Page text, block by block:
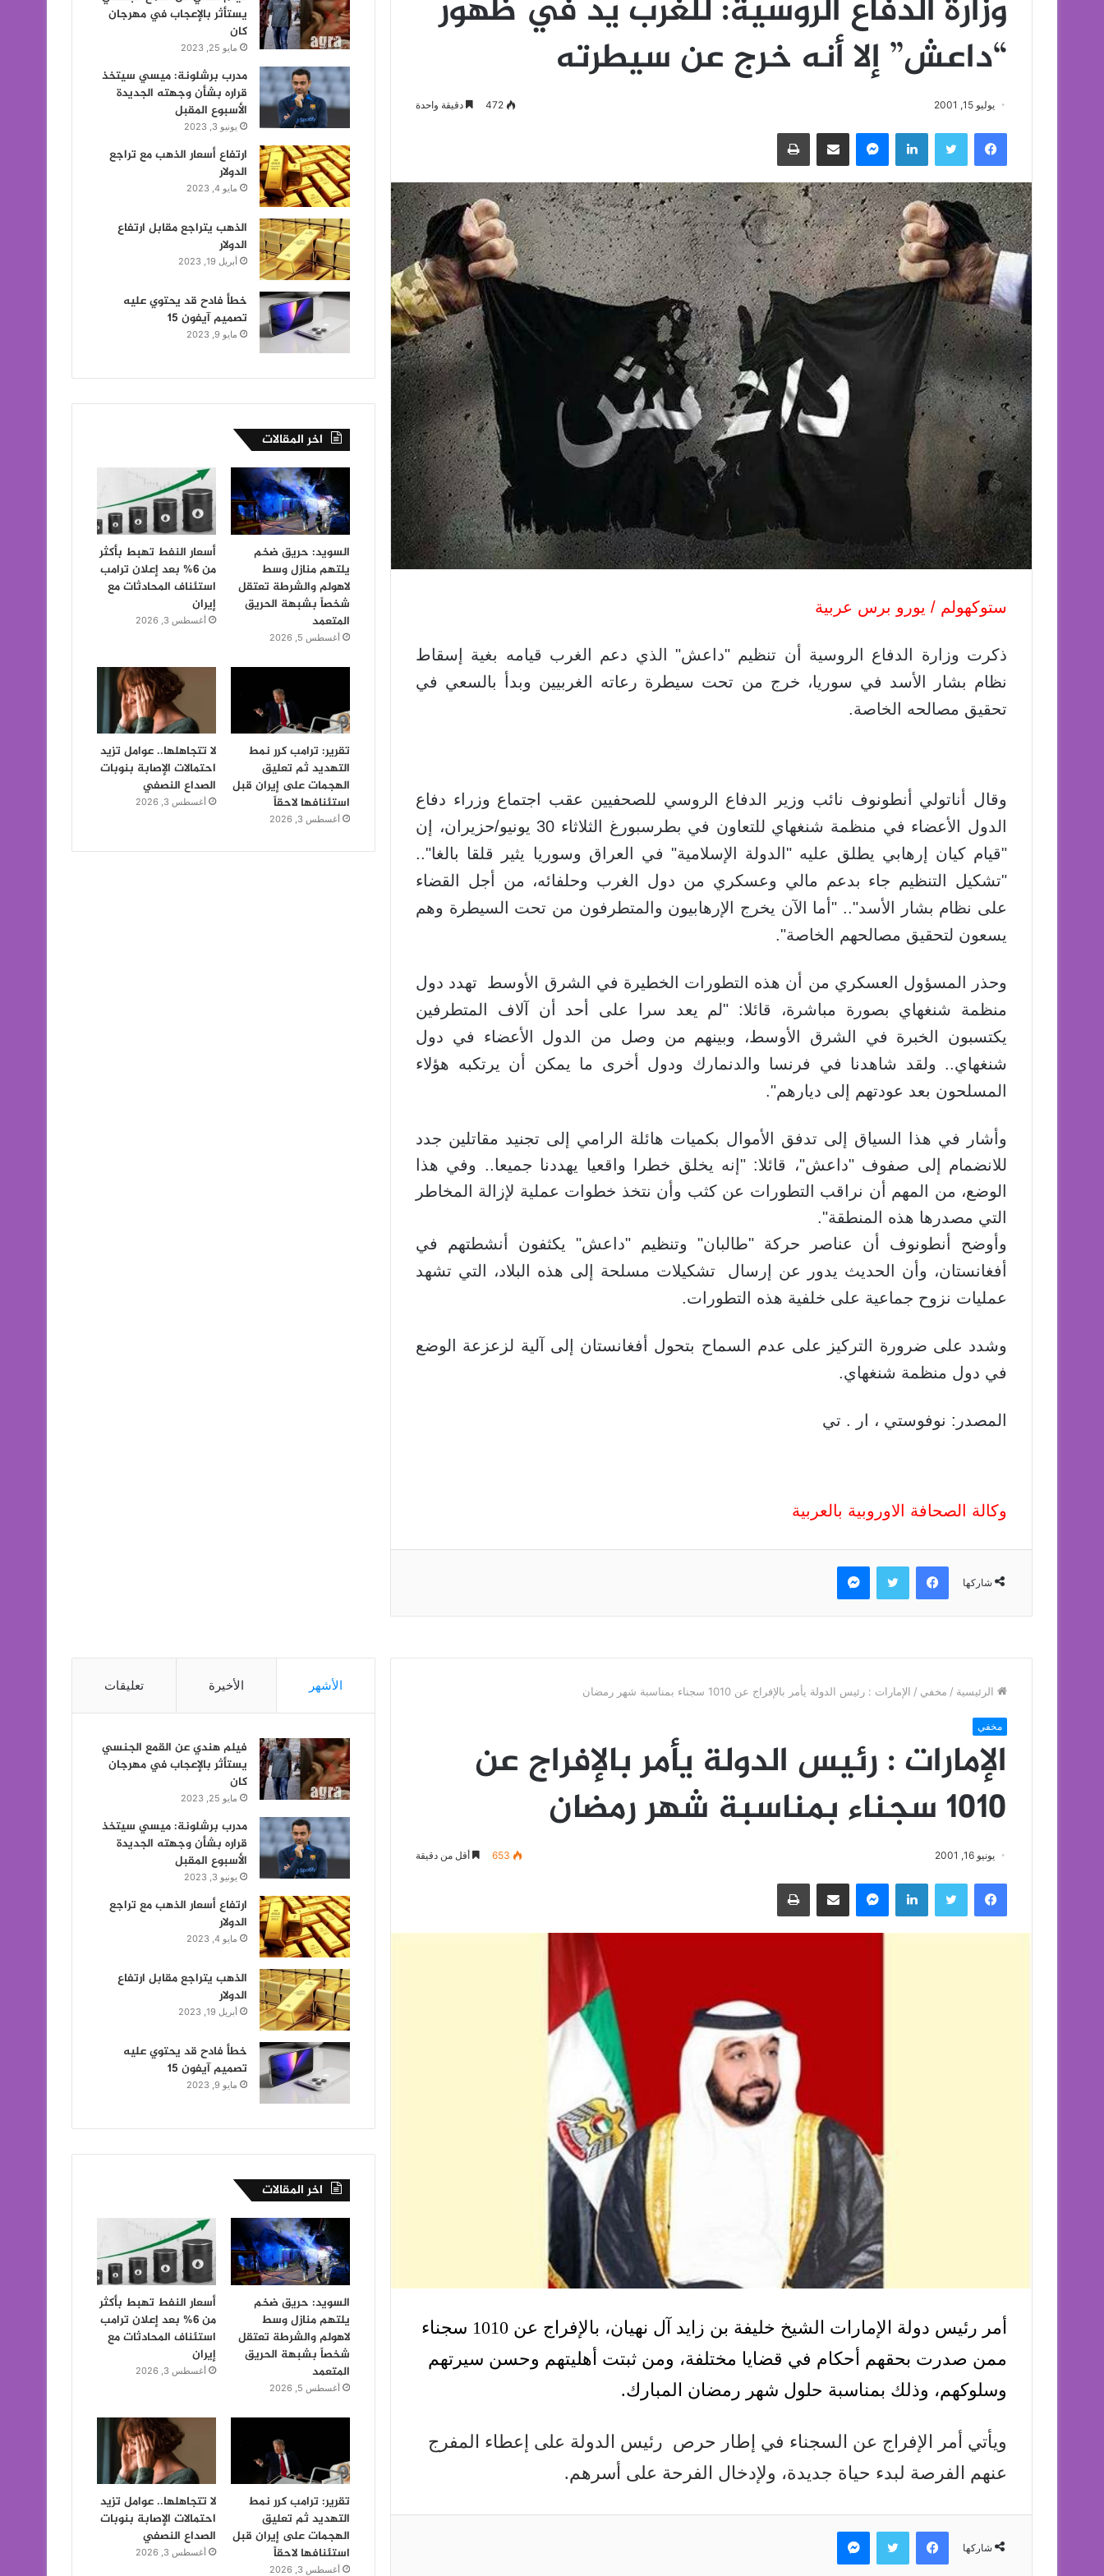
وزارة الدفاع الروسية: للغرب يد في ظهور
“داعش” إلا أنه خرج عن سيطرته
يوليو 15, 2001 472 دقيقة واحدة
فيسبوك تويتر لينكدإن ماسنجر مشاركة عبر البريد طباعة
ستوكهولم / يورو برس عربية
ذكرت وزارة الدفاع الروسية أن تنظيم "داعش" الذي دعم الغرب قيامه بغية إسقاط
نظام بشار الأسد في سوريا، خرج من تحت سيطرة رعاته الغربيين وبدأ بالسعي في
تحقيق مصالحه الخاصة.
وقال أناتولي أنطونوف نائب وزير الدفاع الروسي للصحفيين عقب اجتماع وزراء دفاع
الدول الأعضاء في منظمة شنغهاي للتعاون في بطرسبورغ الثلاثاء 30 يونيو/حزيران، إن
"قيام كيان إرهابي يطلق عليه "الدولة الإسلامية" في العراق وسوريا يثير قلقا بالغا"..
"تشكيل التنظيم جاء بدعم مالي وعسكري من دول الغرب وحلفائه، من أجل القضاء
على نظام بشار الأسد".. "أما الآن يخرج الإرهابيون والمتطرفون من تحت السيطرة وهم
يسعون لتحقيق مصالحهم الخاصة".
وحذر المسؤول العسكري من أن هذه التطورات الخطيرة في الشرق الأوسط تهدد دول
منظمة شنغهاي بصورة مباشرة، قائلا: "لم يعد سرا على أحد أن آلاف المتطرفين
يكتسبون الخبرة في الشرق الأوسط، وبينهم من وصل من الدول الأعضاء في دول
شنغهاي.. ولقد شاهدنا في فرنسا والدنمارك ودول أخرى ما يمكن أن يرتكبه هؤلاء
المسلحون بعد عودتهم إلى ديارهم".
وأشار في هذا السياق إلى تدفق الأموال بكميات هائلة الرامي إلى تجنيد مقاتلين جدد
للانضمام إلى صفوف "داعش"، قائلا: "إنه يخلق خطرا واقعيا يهددنا جميعا.. وفي هذا
الوضع، من المهم أن نراقب التطورات عن كثب وأن نتخذ خطوات عملية لإزالة المخاطر
التي مصدرها هذه المنطقة".
وأوضح أنطونوف أن عناصر حركة "طالبان" وتنظيم "داعش" يكثفون أنشطتهم في
أفغانستان، وأن الحديث يدور عن إرسال تشكيلات مسلحة إلى هذه البلاد، التي تشهد
عمليات نزوح جماعية على خلفية هذه التطورات.
وشدد على ضرورة التركيز على عدم السماح بتحول أفغانستان إلى آلية لزعزعة الوضع
في دول منظمة شنغهاي.
المصدر: نوفوستي ، ار . تي
وكالة الصحافة الاوروبية بالعربية
شاركها
فيسبوك تويتر ماسنجر
يستأثر بالإعجاب في مهرجان
كان
مايو 25, 2023
مدرب برشلونة: ميسي سيتخذ
قراره بشأن وجهته الجديدة
الأسبوع المقبل
يونيو 3, 2023
ارتفاع أسعار الذهب مع تراجع
الدولار
مايو 4, 2023
الذهب يتراجع مقابل ارتفاع
الدولار
أبريل 19, 2023
خطأ فادح قد يحتوي عليه
تصميم آيفون 15
مايو 9, 2023
اخر المقالات
السويد: حريق ضخم
يلتهم منازل وسط
لاهولم والشرطة تعتقل
شخصاً بشبهة الحريق
المتعمد
أغسطس 5, 2026
أسعار النفط تهبط بأكثر
من 6% بعد إعلان ترامب
استئناف المحادثات مع
إيران
أغسطس 3, 2026
تقرير: ترامب كرر نمط
التهديد ثم تعليق
الهجمات على إيران قبل
استئنافها لاحقاً
أغسطس 3, 2026
لا تتجاهلها.. عوامل تزيد
احتمالات الإصابة بنوبات
الصداع النصفي
أغسطس 3, 2026